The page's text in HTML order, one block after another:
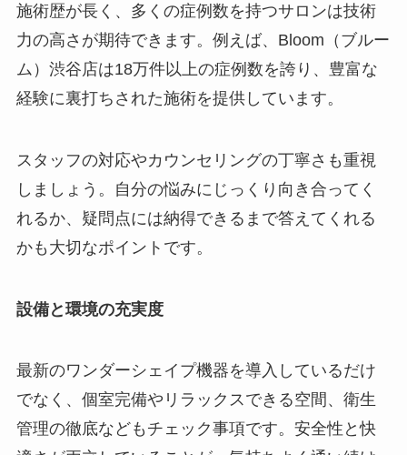
施術歴が長く、多くの症例数を持つサロンは技術
力の高さが期待できます。例えば、Bloom（ブルー
ム）渋谷店は18万件以上の症例数を誇り、豊富な
経験に裏打ちされた施術を提供しています。
スタッフの対応やカウンセリングの丁寧さも重視
しましょう。自分の悩みにじっくり向き合ってく
れるか、疑問点には納得できるまで答えてくれる
かも大切なポイントです。
設備と環境の充実度
最新のワンダーシェイプ機器を導入しているだけ
でなく、個室完備やリラックスできる空間、衛生
管理の徹底などもチェック事項です。安全性と快